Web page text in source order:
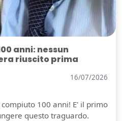
anni: nessun
riuscito prima
16/07/2026
100 anni! E' il primo
questo traguardo.